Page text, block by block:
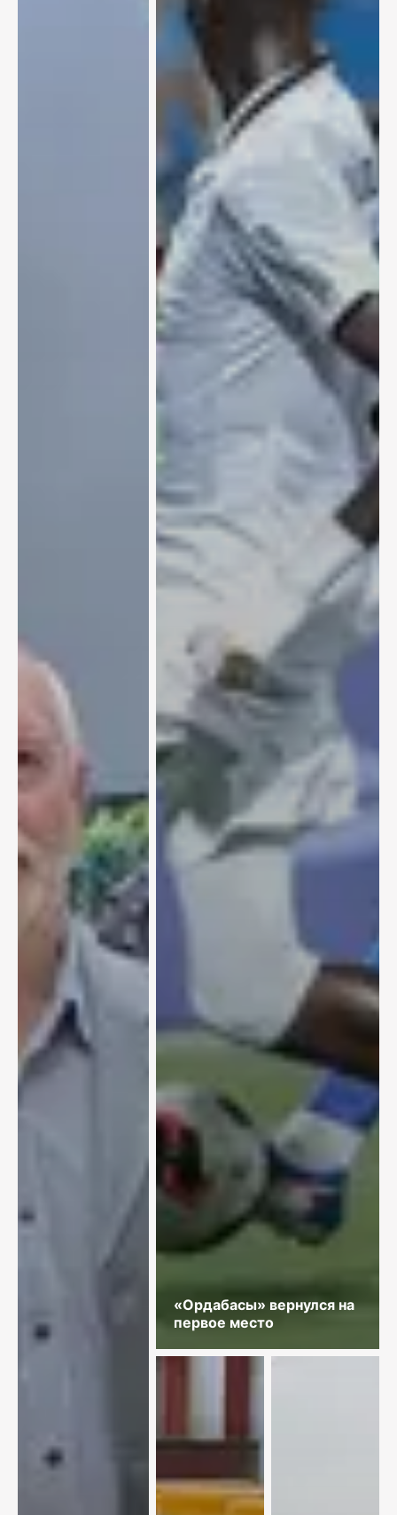
«Ордабасы» вернулся на
первое место